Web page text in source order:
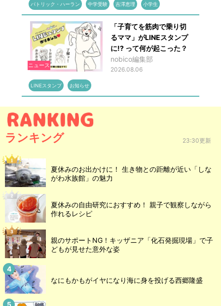
パトリック・ハーラン 中学受験 吉澤恵理 小学生
ニュース
「子育てを筋肉で乗り切
るママ」がLINEスタンプ
に!? って何が起こった？
nobico編集部
2026.08.06
LINEスタンプ お知らせ
ランキング 23:30更新
夏休みのお出かけに！ 生き物との距離が近い「しな
がわ水族館」の魅力
夏休みの自由研究におすすめ！ 親子で観察しながら
作れるレシピ
親のサポートNG！キッザニア「化石発掘現場」で子
どもが見せた意外な姿
なにもかもがイヤになり海に身を投げる西郷隆盛